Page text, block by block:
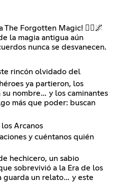
The Forgotten Magic! 🧙‍♀️🌌
la magia antigua aún
nunca se desvanecen.
rincón olvidado del
ya partieron, los
nombre… y los caminantes
más que poder: buscan
Arcanos
y cuéntanos quién
hechicero, un sabio
sobrevivió a la Era de los
guarda un relato… y este